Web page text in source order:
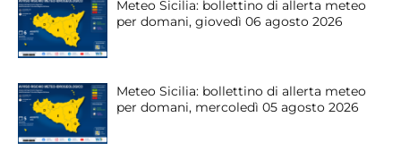
Meteo Sicilia: bollettino di allerta meteo
per domani, giovedì 06 agosto 2026
Meteo Sicilia: bollettino di allerta meteo
per domani, mercoledì 05 agosto 2026